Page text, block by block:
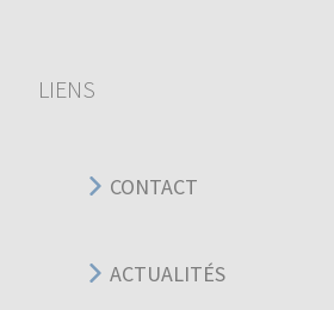
LIENS
CONTACT
ACTUALITÉS